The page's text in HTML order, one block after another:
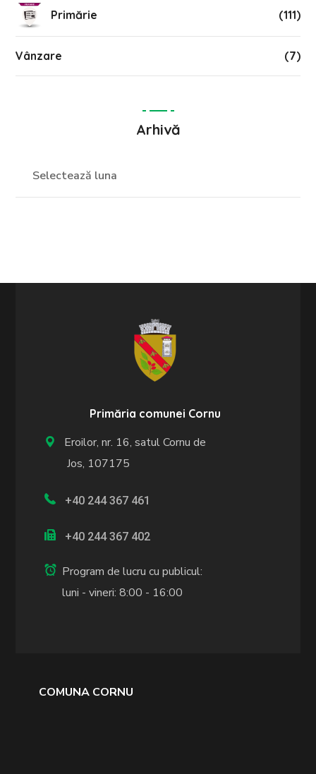
Primărie (111)
Vânzare (7)
Arhivă
Primăria comunei Cornu
Eroilor, nr. 16, satul Cornu de
Jos, 107175
+40 244 367 461
+40 244 367 402
Program de lucru cu publicul:
luni - vineri: 8:00 - 16:00
COMUNA CORNU